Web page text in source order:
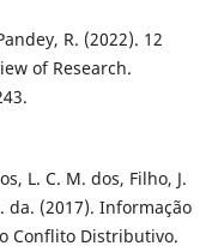
R. (2022). 12
of Research.
L. C. M. dos, Filho, J.
da. (2017). Informação
Conflito Distributivo.